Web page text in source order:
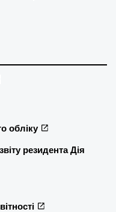
обліку
резидента Дія